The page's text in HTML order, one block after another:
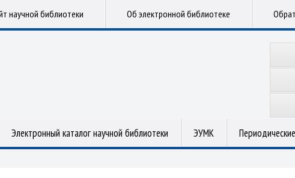
научной библиотеки Об электронной библиотеке
Электронный каталог научной библиотеки ЭУМК